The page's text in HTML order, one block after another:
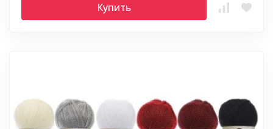
Купить